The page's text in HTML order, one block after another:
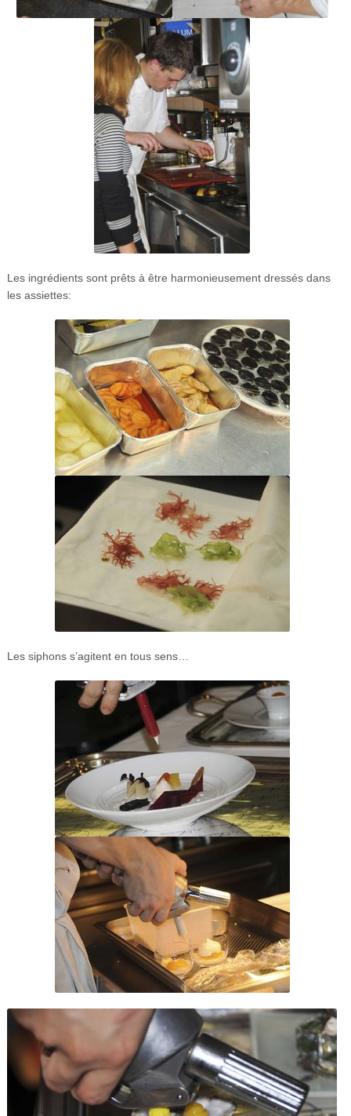
Les ingrédients sont prêts à être harmonieusement dressés dans
les assiettes:
Les siphons s’agitent en tous sens…